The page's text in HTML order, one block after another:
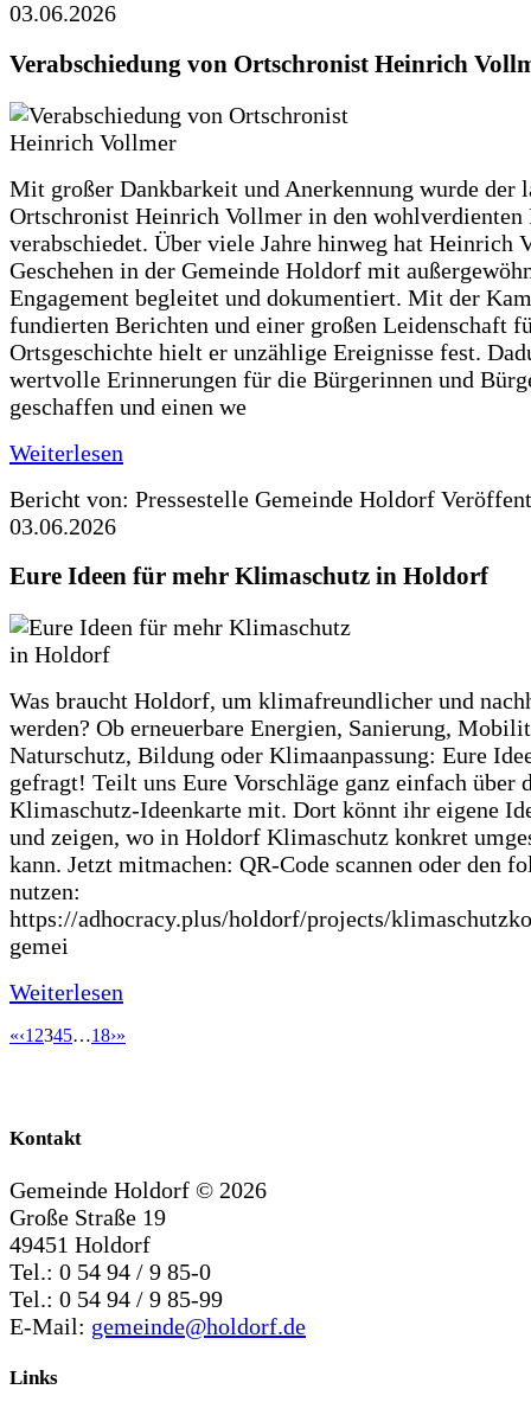
03.06.2026
Verabschiedung von Ortschronist Heinrich
Mit großer Dankbarkeit und Anerkennung wurde der
Ortschronist Heinrich Vollmer in den wohlverdienten
verabschiedet. Über viele Jahre hinweg hat Heinrich
Geschehen in der Gemeinde Holdorf mit
Engagement begleitet und dokumentiert. Mit der
fundierten Berichten und einer großen Leidenschaft
Ortsgeschichte hielt er unzählige Ereignisse fest.
wertvolle Erinnerungen für die Bürgerinnen und
geschaffen und einen we
Weiterlesen
Bericht von: Pressestelle Gemeinde Holdorf
03.06.2026
Eure Ideen für mehr Klimaschutz in Holdorf
Was braucht Holdorf, um klimafreundlicher und
werden? Ob erneuerbare Energien, Sanierung,
Naturschutz, Bildung oder Klimaanpassung: Eure
gefragt! Teilt uns Eure Vorschläge ganz einfach über
Klimaschutz-Ideenkarte mit. Dort könnt ihr eigene
und zeigen, wo in Holdorf Klimaschutz konkret
kann. Jetzt mitmachen: QR-Code scannen oder den
nutzen:
https://adhocracy.plus/holdorf/projects/
gemei
Weiterlesen
«‹1 2345…18›»
Kontakt
Gemeinde Holdorf © 2026
Große Straße 19
49451 Holdorf
Tel.: 0 54 94 / 9 85-0
Tel.: 0 54 94 / 9 85-99
E-Mail: gemeinde@holdorf.de
Links